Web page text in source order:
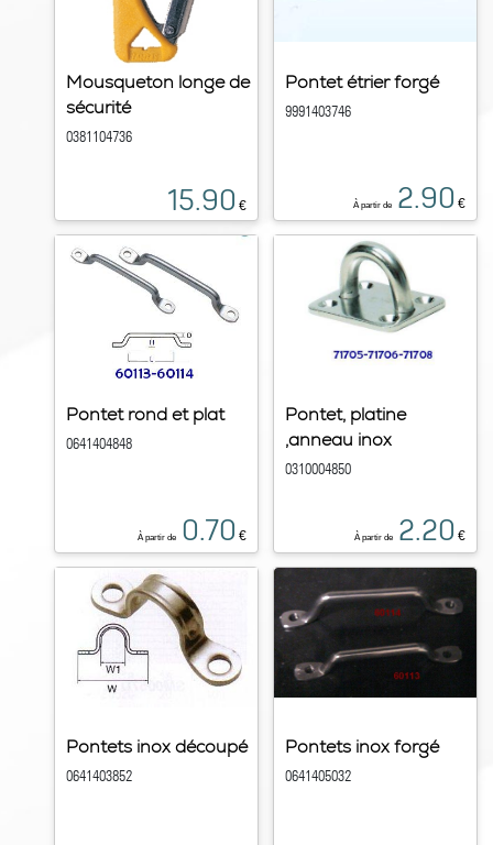
Mousqueton longe de
sécurité
0381104736
15.90 €
Pontet étrier forgé
9991403746
À partir de 2.90 €
Pontet rond et plat
0641404848
À partir de 0.70 €
Pontet, platine
,anneau inox
0310004850
À partir de 2.20 €
Pontets inox découpé
0641403852
Pontets inox forgé
0641405032